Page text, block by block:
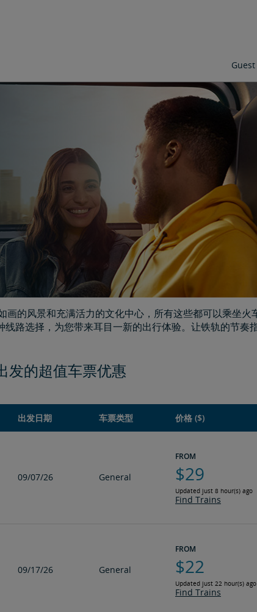
的风景和充满活力的文化中心，所有这些都可以乘坐火
路选择，为您带来耳目一新的出行体验。让铁轨的节奏
发的超值车票优惠
出发日期 车票类型 价格 ($)
09/07/26 General
FROM
$29
Updated just 8 hour(s) ago
Find Trains
09/17/26 General
FROM
$22
Updated just 22 hour(s) ago
Find Trains